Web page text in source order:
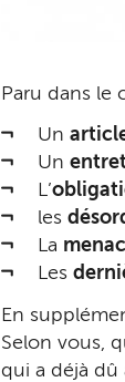
Paru dans le
Un
Un
L’
les
La
Les
En
Selon vous,
qui a déjà dû